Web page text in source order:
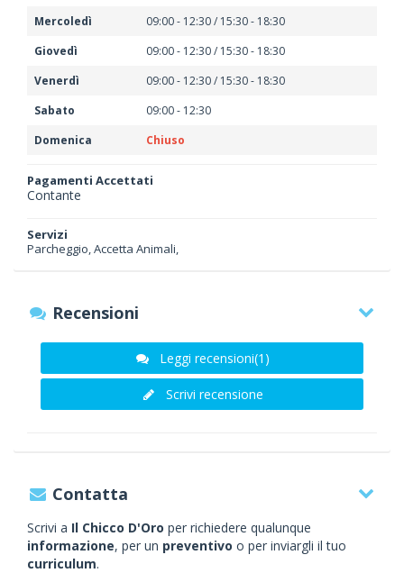
Mercoledì
09:00 - 12:30 / 15:30 - 18:30
Giovedì
09:00 - 12:30 / 15:30 - 18:30
Venerdì
09:00 - 12:30 / 15:30 - 18:30
Sabato
09:00 - 12:30
Domenica
Chiuso
Pagamenti Accettati
Contante
Servizi
Parcheggio, Accetta Animali,
Recensioni
Leggi recensioni(1)
Scrivi recensione
Contatta
Scrivi a Il Chicco D'Oro per richiedere qualunque
informazione, per un preventivo o per inviargli il tuo
curriculum.